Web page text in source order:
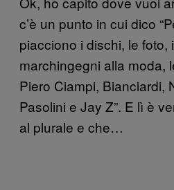
c’è un punto in cui dico
piacciono i dischi, le foto,
marchingegni alla moda,
Piero Ciampi, Bianciardi,
Pasolini e Jay Z”. E lì è
al plurale e che…